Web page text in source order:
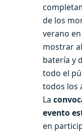
de los
verano
mostrar
batería y
todo el
todos los
La
evento
en